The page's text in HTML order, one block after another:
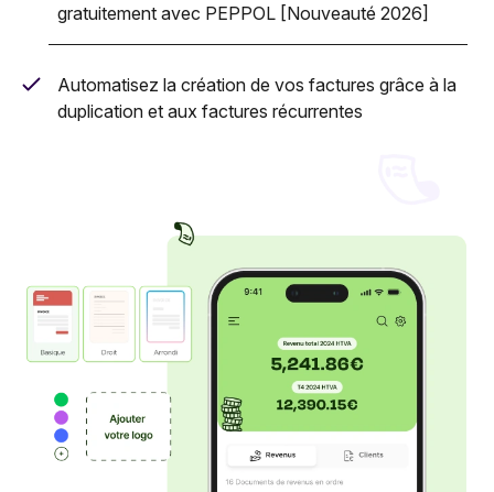
gratuitement avec PEPPOL [Nouveauté 2026]
Automatisez la création de vos factures grâce à la
duplication et aux factures récurrentes